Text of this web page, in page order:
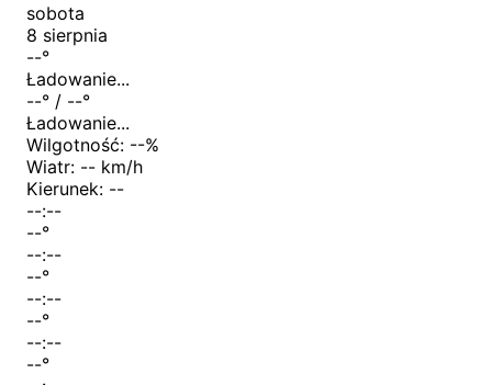
sobota
8 sierpnia
--°
Ładowanie...
--° / --°
Ładowanie...
Wilgotność: --%
Wiatr: -- km/h
Kierunek: --
--:--
--°
--:--
--°
--:--
--°
--:--
--°